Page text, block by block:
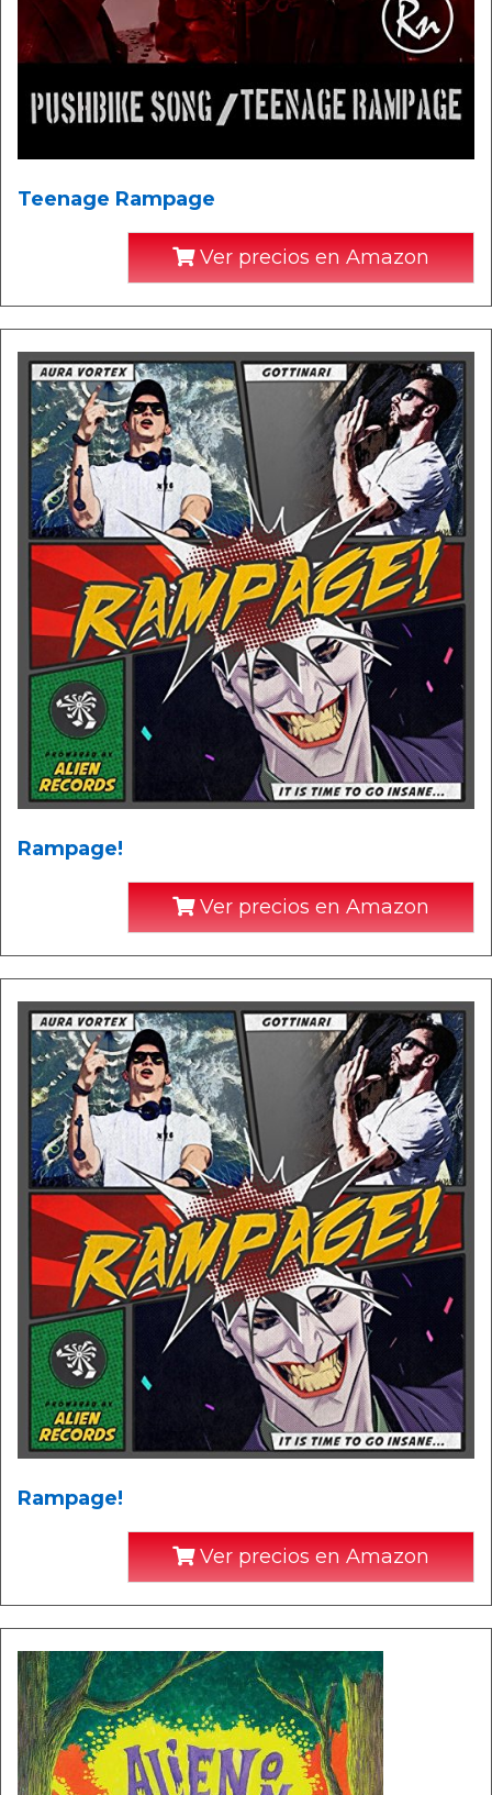
Teenage Rampage
Ver precios en Amazon
Rampage!
Ver precios en Amazon
Rampage!
Ver precios en Amazon